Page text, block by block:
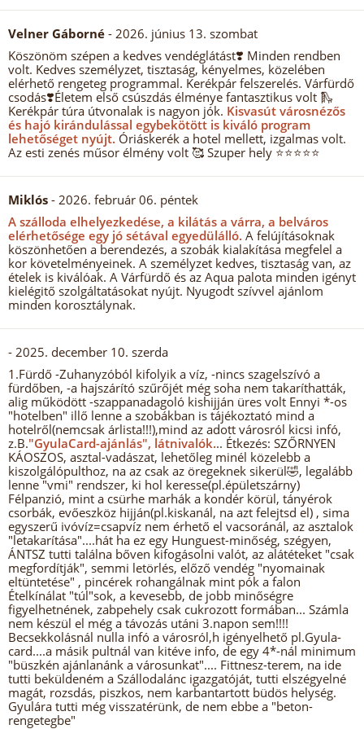
Velner Gáborné - 2026. június 13. szombat
Köszönöm szépen a kedves vendéglátást❣️ Minden rendben
volt. Kedves személyzet, tisztaság, kényelmes, közelében
elérhető rengeteg programmal. Kerékpár felszerelés. Várfürdő
csodás❣️Életem első csúszdás élménye fantasztikus volt 🛝
Kerékpár túra útvonalak is nagyon jók. Kisvasút városnézős
és hajó kirándulással egybekötött is kiváló program
lehetőséget nyújt. Óriáskerék a hotel mellett, izgalmas volt.
Az esti zenés műsor élmény volt 🥰 Szuper hely ⭐⭐⭐⭐⭐
Miklós - 2026. február 06. péntek
A szálloda elhelyezkedése, a kilátás a várra, a belváros
elérhetősége egy jó sétával egyedülálló. A felújításoknak
köszönhetően a berendezés, a szobák kialakítása megfelel a
kor követelményeinek. A személyzet kedves, tisztaság van, az
ételek is kiválóak. A Várfürdő és az Aqua palota minden igényt
kielégitő szolgáltatásokat nyújt. Nyugodt szívvel ajánlom
minden korosztálynak.
- 2025. december 10. szerda
1.Fürdő -Zuhanyzóból kifolyik a víz, -nincs szagelszívó a
fürdőben, -a hajszárító szűrőjét még soha nem takaríthatták,
alig működött -szappanadagoló kishijján üres volt Ennyi *-os
"hotelben" illő lenne a szobákban is tájékoztató mind a
hotelről(nemcsak árlista!!!),mind az adott városról kicsi infó,
z.B."GyulaCard-ajánlás", látnivalók... Étkezés: SZŐRNYEN
KÁOSZOS, asztal-vadászat, lehetőleg minél közelebb a
kiszolgálópulthoz, na az csak az öregeknek sikerül🤣, legalább
lenne "vmi" rendszer, ki hol keresse(pl.épületszárny)
Félpanzió, mint a csürhe marhák a kondér körül, tányérok
csorbák, evőeszköz hijján(pl.kiskanál, na azt felejtsd el) , sima
egyszerű ivóvíz=csapvíz nem érhető el vacsoránál, az asztalok
"letakarítása"....hát ha ez egy Hunguest-minőség, szégyen,
ÁNTSZ tutti találna bőven kifogásolni valót, az alátéteket "csak
megfordítják", semmi letörlés, előző vendég "nyomainak
eltüntetése" , pincérek rohangálnak mint pók a falon
Ételkínálat "túl"sok, a kevesebb, de jobb minőségre
figyelhetnének, zabpehely csak cukrozott formában... Számla
nem készül el még a távozás utáni 3.napon sem!!!!
Becsekkolásnál nulla infó a városról,h igényelhető pl.Gyula-
card....a másik pultnál van kitéve info, de egy 4*-nál minimum
"büszkén ajánlanánk a városunkat".... Fittnesz-terem, na ide
tutti beküldeném a Szállodalánc igazgatóját, tutti elszégyelné
magát, rozsdás, piszkos, nem karbantartott büdös helység.
Gyulára tutti még visszatérünk, de nem ebbe a "beton-
rengetegbe"